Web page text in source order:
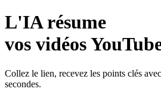
L'IA résume
vos vidéos
Collez le lien, recevez les points clés
secondes.